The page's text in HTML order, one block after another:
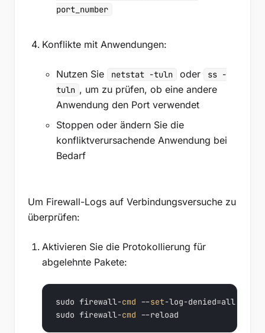
port_number
Konflikte mit Anwendungen:
Nutzen Sie netstat -tuln oder
ss -
tuln , um zu prüfen, ob eine andere
Anwendung den Port verwendet
Stoppen oder ändern Sie die
konfliktverursachende Anwendung bei
Bedarf
Um Firewall-Logs auf Verbindungsversuche zu
überprüfen:
Aktivieren Sie die Protokollierung für
abgelehnte Pakete:
sudo firewall-cmd --set-log-denied=all --
sudo firewall-cmd --reload